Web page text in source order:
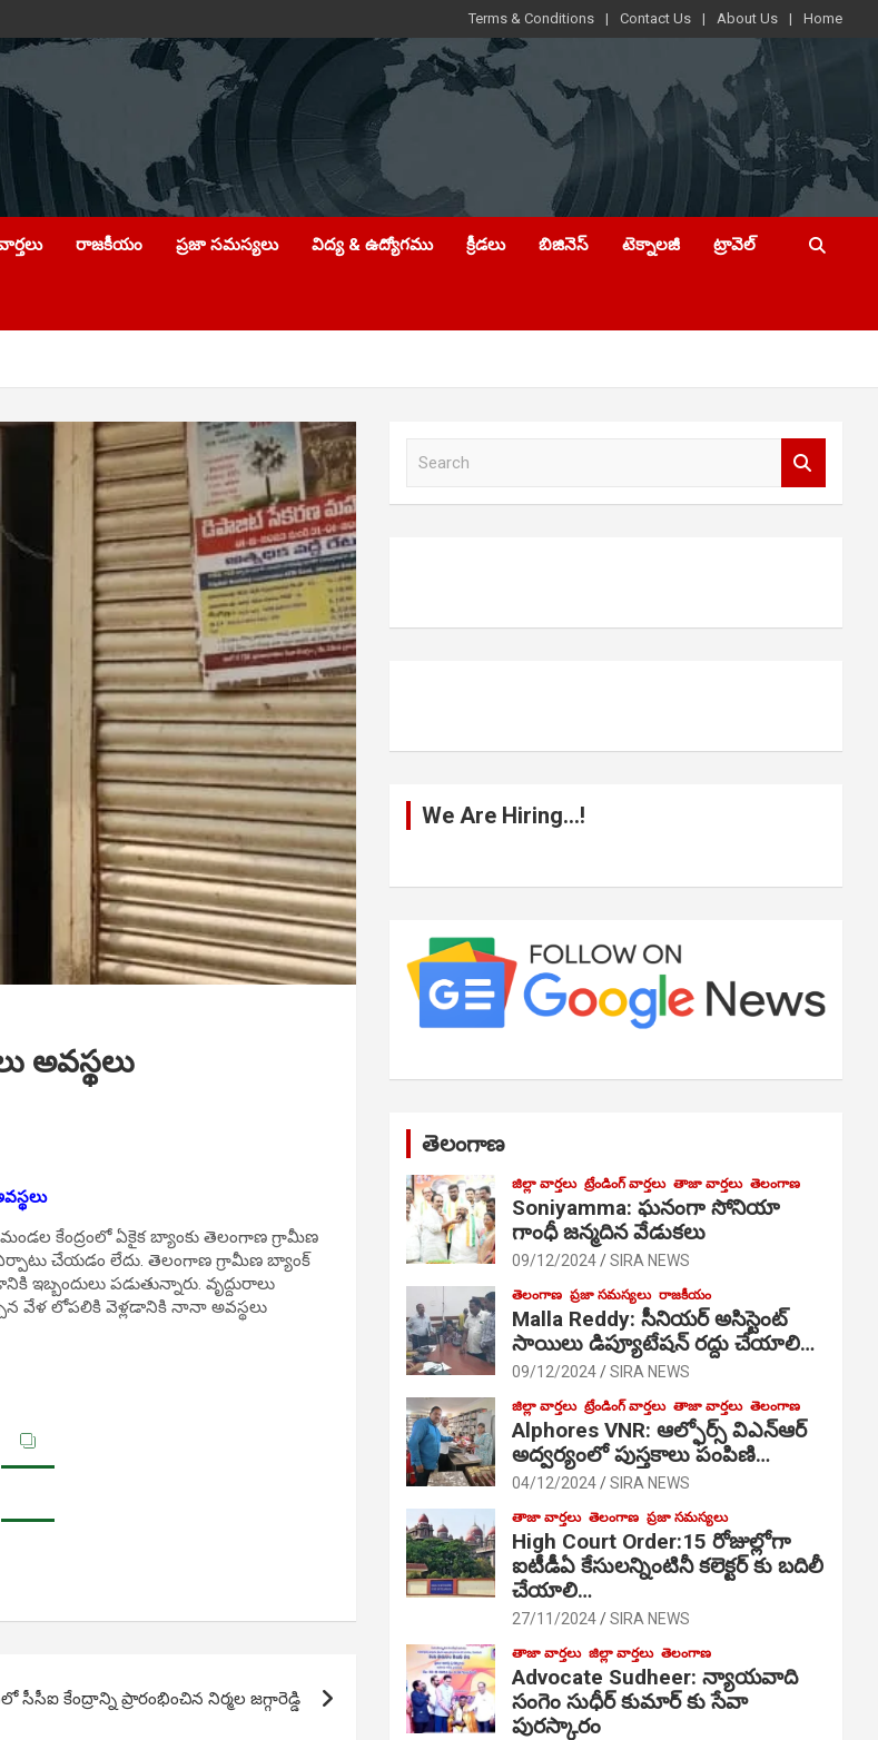
Terms & Conditions Contact Us About Us Home
రాజకీయం ప్రజా సమస్యలు విద్య & ఉద్యోగము క్రీడలు బిజినెస్ టెక్నాలజీ ట్రావెల్
అవస్థలు
మండ‌ల కేంద్రంలో ఏకైక‌ బ్యాంకు తెలంగాణ గ్రామీణ
చేయ‌డం లేదు. తెలంగాణ గ్రామీణ బ్యాంక్
ఇబ్బందులు ప‌డుతున్నారు. వృద్దురాలు
వేళ లోపలికి వెళ్లడానికి నానా అవస్థలు
కేంద్రాన్ని ప్రారంభించిన నిర్మల జగ్గారెడ్డి
We Are Hiring…!
తెలంగాణ
జిల్లా వార్తలు ట్రేండింగ్ వార్తలు తాజా వార్తలు తెలంగాణ
Soniyamma: ఘ‌నంగా సోనియా
గాంధీ జ‌న్మ‌దిన వేడుక‌లు
09/12/2024 SIRA NEWS
తెలంగాణ ప్రజా సమస్యలు రాజకీయం
Malla Reddy: సీనియర్ అసిస్టెంట్
సాయిలు డిప్యూటేషన్ రద్దు చేయాలి…
09/12/2024 SIRA NEWS
జిల్లా వార్తలు ట్రేండింగ్ వార్తలు తాజా వార్తలు తెలంగాణ
Alphores VNR: ఆల్ఫోర్స్ విఎన్ఆర్
అద్వర్యంలో పుస్తకాలు పంపిణి…
04/12/2024 SIRA NEWS
తాజా వార్తలు తెలంగాణ ప్రజా సమస్యలు
High Court Order:15 రోజుల్లోగా
ఐటీడీఏ కేసులన్నింటినీ కలెక్టర్ కు బదిలీ
చేయాలి…
27/11/2024 SIRA NEWS
తాజా వార్తలు జిల్లా వార్తలు తెలంగాణ
Advocate Sudheer: న్యాయవాది
సంగెం సుధీర్ కుమార్ కు సేవా
పురస్కారం